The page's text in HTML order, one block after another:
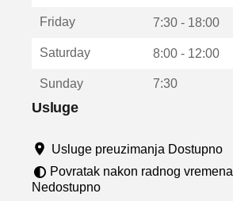
u
Friday 7:30 - 18:00
Saturday 8:00 - 12:00
Sunday 7:30
Usluge
Usluge preuzimanja Dostupno
Povratak nakon radnog vremena
Nedostupno